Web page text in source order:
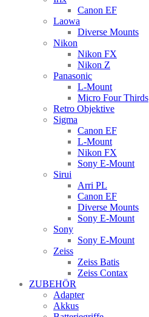
Canon EF
Laowa
Diverse Mounts
Nikon
Nikon FX
Nikon Z
Panasonic
L-Mount
Micro Four Thirds
Retro Objektive
Sigma
Canon EF
L-Mount
Nikon FX
Sony E-Mount
Sirui
Arri PL
Canon EF
Diverse Mounts
Sony E-Mount
Sony
Sony E-Mount
Zeiss
Zeiss Batis
Zeiss Contax
ZUBEHÖR
Adapter
Akkus